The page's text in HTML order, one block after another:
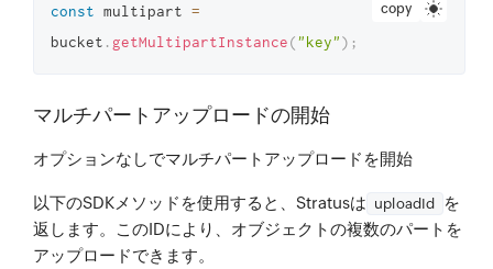
copy
const multipart =
bucket . getMultipartInstance("key") ;
マルチパートアップロードの開始
オプションなしでマルチパートアップロードを開始
以下のSDKメソッドを使用すると、Stratusは uploadId
を
返します。このIDにより、オブジェクトの複数のパートを
アップロードできます。